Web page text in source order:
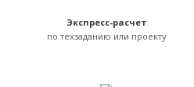
Экспресс-расчет
по техзаданию или проекту